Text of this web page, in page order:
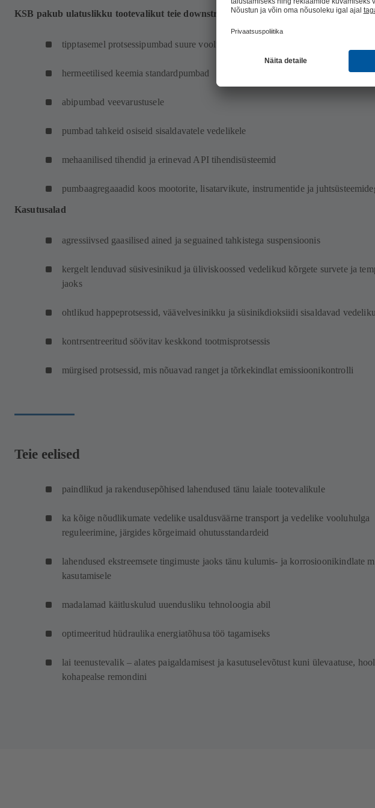
KSB pakub ulatuslikku tootevalikut teie downstream-valdkonna rafineerimistööde
tipptasemel protsessipumbad suure vooluhulga ja surve vahemikuga
hermeetilised keemia standardpumbad
abipumbad veevarustusele
pumbad tahkeid osiseid sisaldavatele vedelikele
mehaanilised tihendid ja erinevad API tihendisüsteemid
pumbaagregaaadid koos mootorite, lisatarvikute, instrumentide ja
Kasutusalad
agressiivsed gaasilised ained ja seguained tahkistega suspensioonis
kergelt lenduvad süsivesinikud ja üliviskoossed vedelikud kõrgete survete ja
jaoks
ohtlikud happeprotsessid, väävelvesinikku ja süsinikdioksiidi sisaldavad
kontrsentreeritud söövitav keskkond tootmisprotsessis
mürgised protsessid, mis nõuavad ranget ja tõrkekindlat emissioonikontrolli
Teie eelised
paindlikud ja rakendusepõhised lahendused tänu laiale tootevalikule
ka kõige nõudlikumate vedelike usaldusväärne transport ja vedelike vooluhulga
reguleerimine, järgides kõrgeimaid ohutusstandardeid
lahendused ekstreemsete tingimuste jaoks tänu kulumis- ja korrosioonikindlate
kasutamisele
madalamad käitluskulud uuendusliku tehnoloogia abil
optimeeritud hüdraulika energiatõhusa töö tagamiseks
lai teenustevalik – alates paigaldamisest ja kasutuselevõtust kuni ülevaatuse,
kohapealse remondini